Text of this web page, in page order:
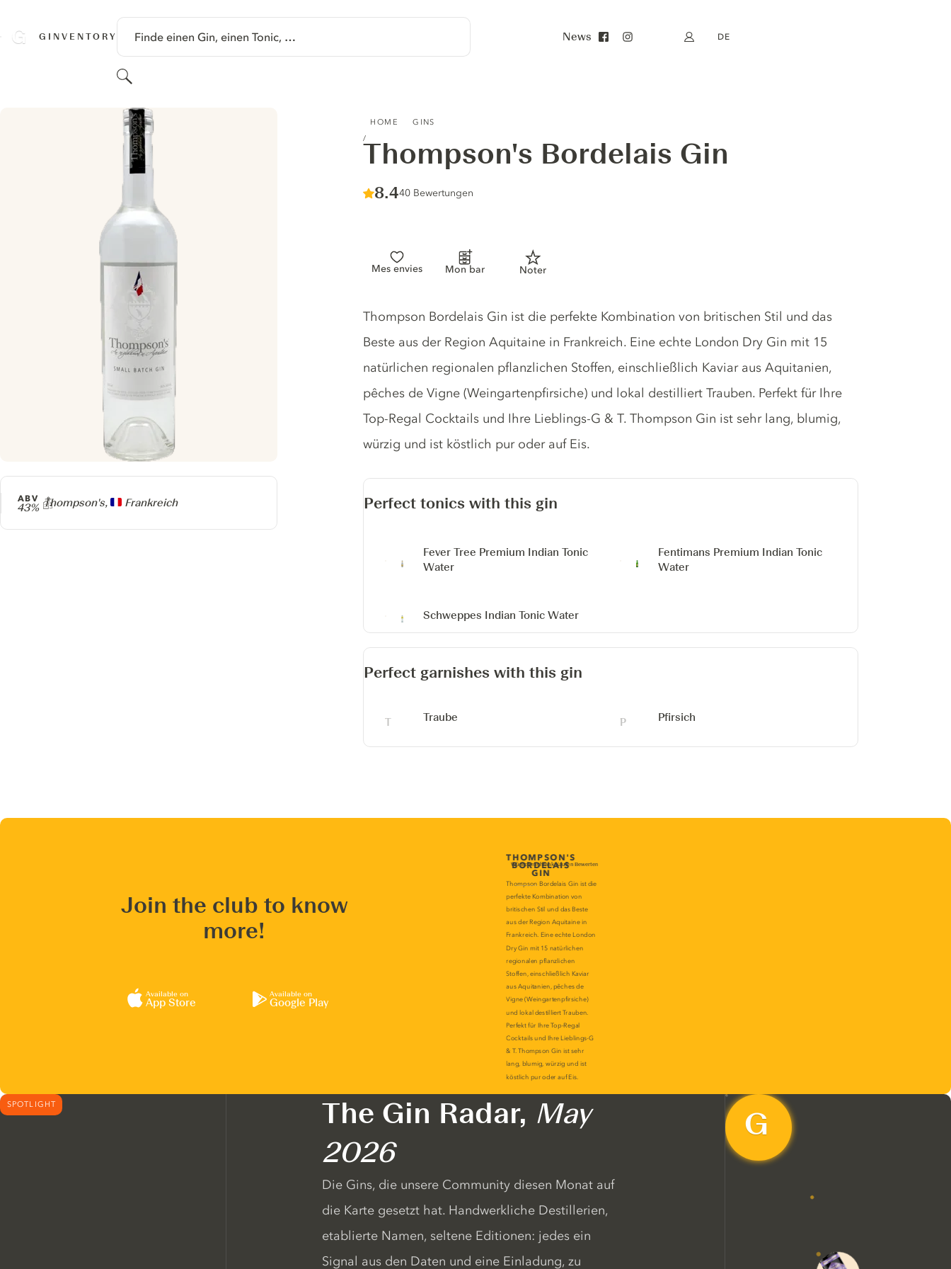
GINVENTORY Finde einen Gin, einen Tonic, …
Suchen
News Mein Konto
DE
HOME GINS
Thompson's Bordelais Gin
Score :
8.4/ 10
40 Bewertungen
Mes envies Mon bar Noter
Producer
Thompson's, Frankreich
ABV
43%
Gin description
Thompson Bordelais Gin ist die perfekte Kombination von britischen Stil und das
Beste aus der Region Aquitaine in Frankreich. Eine echte London Dry Gin mit 15
natürlichen regionalen pflanzlichen Stoffen, einschließlich Kaviar aus Aquitanien,
pêches de Vigne (Weingartenpfirsiche) und lokal destilliert Trauben. Perfekt für Ihre
Top-Regal Cocktails und Ihre Lieblings-G & T. Thompson Gin ist sehr lang, blumig,
würzig und ist köstlich pur oder auf Eis.
Perfect tonics with this gin
Fever Tree Premium Indian Tonic
Water
Fentimans Premium Indian Tonic
Water
Schweppes Indian Tonic Water
Perfect garnishes with this gin
Traube Pfirsich
Join the club to know
more!
Available on
App Store
Available on
Google Play
SPOTLIGHT The Gin Radar, May
2026
Die Gins, die unsere Community diesen Monat auf
die Karte gesetzt hat. Handwerkliche Destillerien,
etablierte Namen, seltene Editionen: jedes ein
Signal aus den Daten und eine Einladung, zu